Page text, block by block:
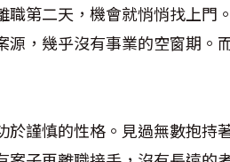
第二天，機會就悄悄找上門
，幾乎沒有事業的空窗期。
謹慎的性格。見過無數抱持